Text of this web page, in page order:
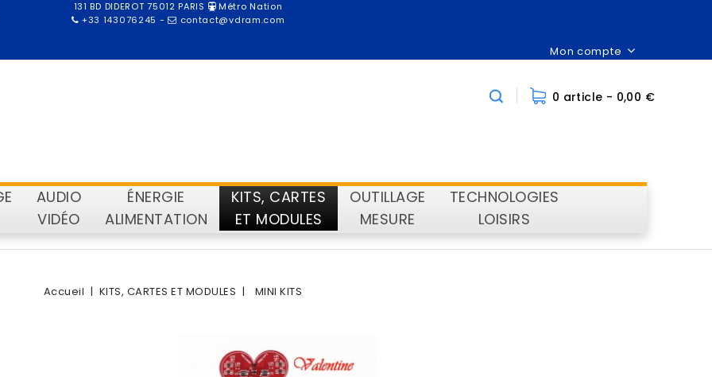
131 BD DIDEROT 75012 PARIS
Métro Nation
+33 143076245 - contact@vdram.com
Mon compte
0 article - 0,00 €
AUDIO
VIDÉO
ÉNERGIE
ALIMENTATION
KITS, CARTES
ET MODULES
OUTILLAGE
MESURE
TECHNOLOGIES
LOISIRS
Accueil KITS, CARTES ET MODULES MINI KITS